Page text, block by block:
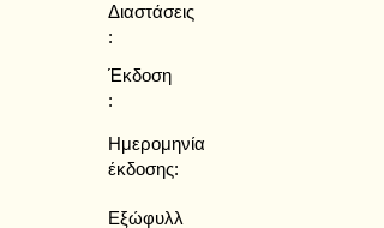
Διαστάσεις
:
Έκδοση
:
Ημερομηνία
έκδοσης:
Εξώφυλλ